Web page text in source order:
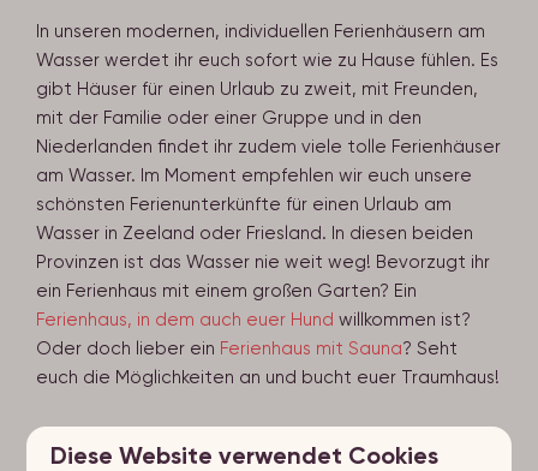
In unseren modernen, individuellen Ferienhäusern am
Wasser werdet ihr euch sofort wie zu Hause fühlen. Es
gibt Häuser für einen Urlaub zu zweit, mit Freunden,
mit der Familie oder einer Gruppe und in den
Niederlanden findet ihr zudem viele tolle Ferienhäuser
am Wasser. Im Moment empfehlen wir euch unsere
schönsten Ferienunterkünfte für einen Urlaub am
Wasser in Zeeland oder Friesland. In diesen beiden
Provinzen ist das Wasser nie weit weg! Bevorzugt ihr
ein Ferienhaus mit einem großen Garten? Ein
Ferienhaus, in dem auch euer Hund willkommen ist?
Oder doch lieber ein Ferienhaus mit Sauna? Seht
euch die Möglichkeiten an und bucht euer Traumhaus!
Bekijk onze vakantiehuizen
Diese Website verwendet Cookies